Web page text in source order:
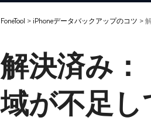
FoneTool > iPhoneデータバックアップのコツ >
解決済み：
域が不足し